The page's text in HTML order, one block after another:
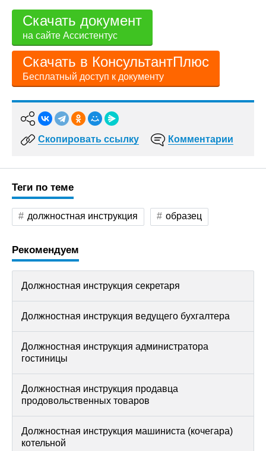
Скачать документ
на сайте Ассистентус
Скачать в КонсультантПлюс
Бесплатный доступ к документу
Скопировать ссылку Комментарии
Теги по теме
должностная инструкция образец
Рекомендуем
Должностная инструкция секретаря
Должностная инструкция ведущего бухгалтера
Должностная инструкция администратора
гостиницы
Должностная инструкция продавца
продовольственных товаров
Должностная инструкция машиниста (кочегара)
котельной